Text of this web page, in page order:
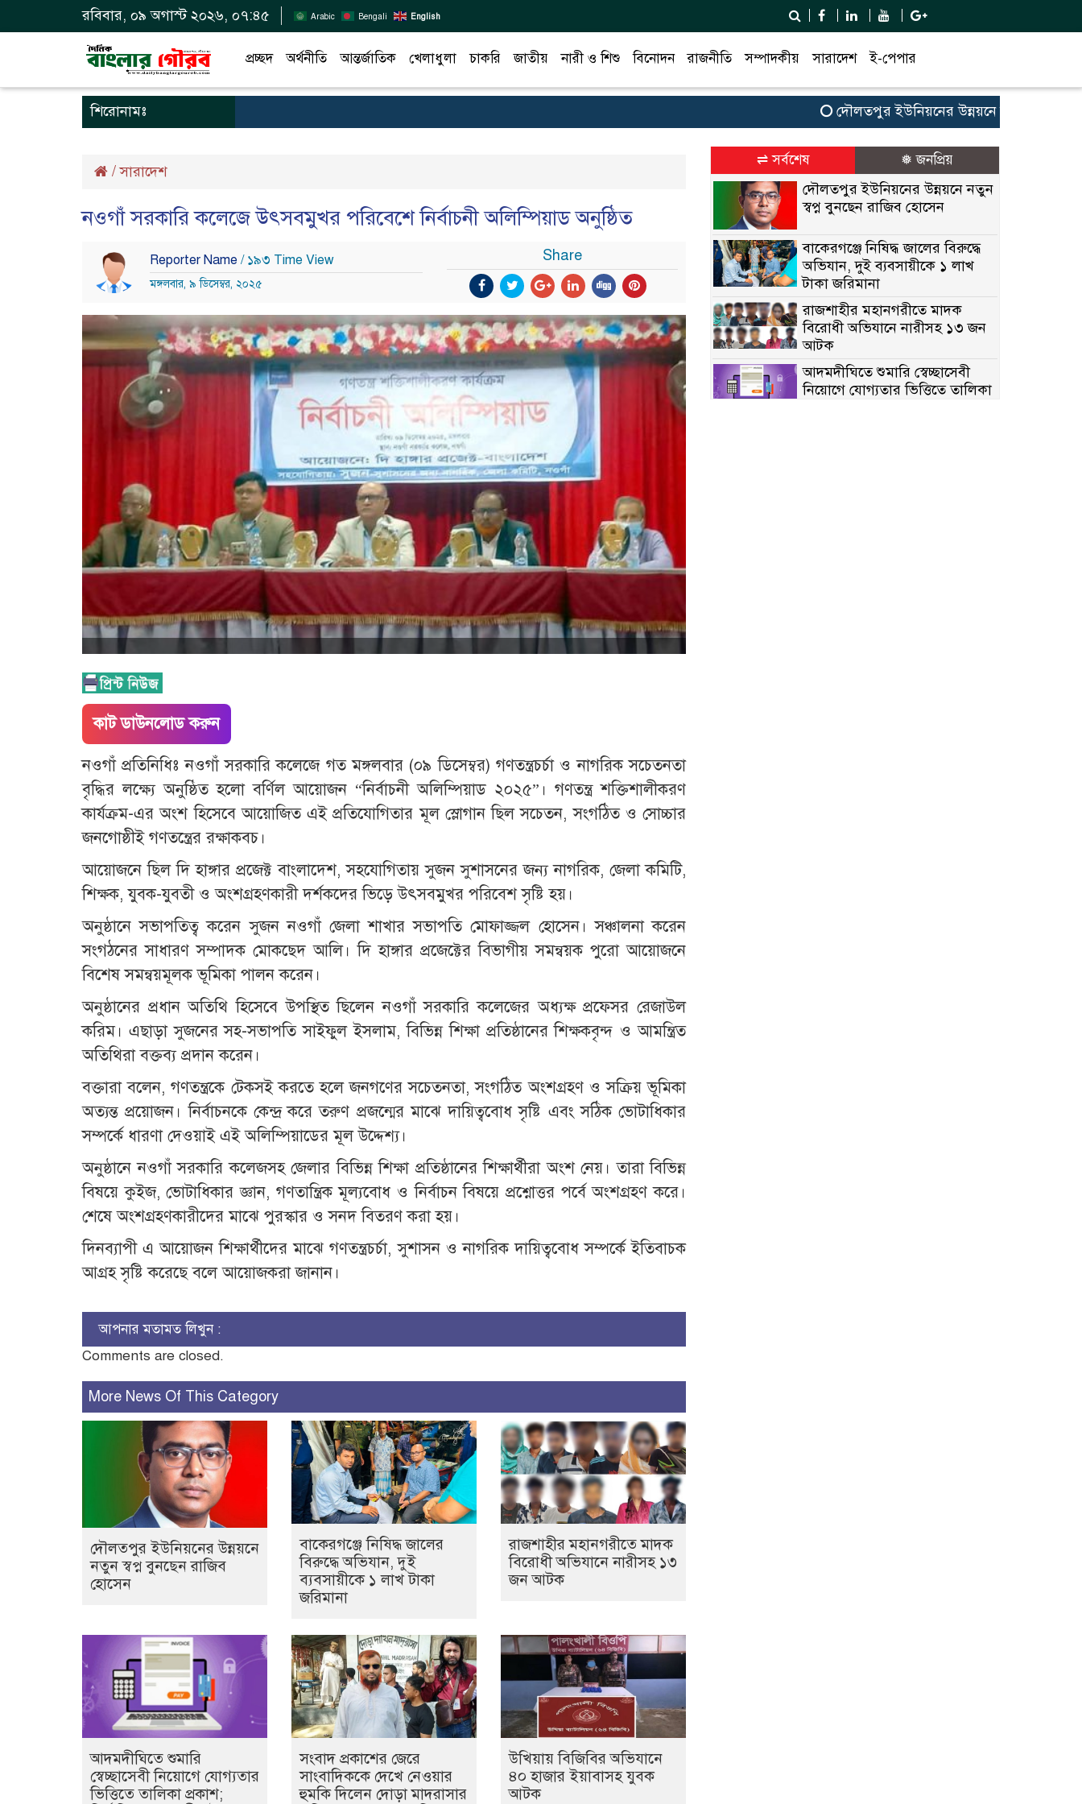
রবিবার, ০৯ অগাস্ট ২০২৬, ০৭:৪৫ Arabic Bengali English
প্রচ্ছদ অর্থনীতি আন্তর্জাতিক খেলাধুলা চাকরি জাতীয় নারী ও শিশু বিনোদন রাজনীতি সম্পাদকীয় সারাদেশ ই-পেপার
শিরোনামঃ দৌলতপুর ইউনিয়নের উন্নয়নে নতুন স্বপ্ন বুনছেন
/সারাদেশ
নওগাঁ সরকারি কলেজে উৎসবমুখর পরিবেশে নির্বাচনী অলিম্পিয়াড অনুষ্ঠিত
Reporter Name / ১৯৩ Time View
মঙ্গলবার, ৯ ডিসেম্বর, ২০২৫
Share
কাট ডাউনলোড করুন
নওগাঁ প্রতিনিধিঃ নওগাঁ সরকারি কলেজে গত মঙ্গলবার (০৯ ডিসেম্বর) গণতন্ত্রচর্চা ও নাগরিক সচেতনতা
বৃদ্ধির লক্ষ্যে অনুষ্ঠিত হলো বর্ণিল আয়োজন “নির্বাচনী অলিম্পিয়াড ২০২৫”। গণতন্ত্র শক্তিশালীকরণ
কার্যক্রম-এর অংশ হিসেবে আয়োজিত এই প্রতিযোগিতার মূল স্লোগান ছিল সচেতন, সংগঠিত ও সোচ্চার
জনগোষ্ঠীই গণতন্ত্রের রক্ষাকবচ।
আয়োজনে ছিল দি হাঙ্গার প্রজেক্ট বাংলাদেশ, সহযোগিতায় সুজন সুশাসনের জন্য নাগরিক, জেলা কমিটি,
শিক্ষক, যুবক-যুবতী ও অংশগ্রহণকারী দর্শকদের ভিড়ে উৎসবমুখর পরিবেশ সৃষ্টি হয়।
অনুষ্ঠানে সভাপতিত্ব করেন সুজন নওগাঁ জেলা শাখার সভাপতি মোফাজ্জল হোসেন। সঞ্চালনা করেন
সংগঠনের সাধারণ সম্পাদক মোকছেদ আলি। দি হাঙ্গার প্রজেক্টের বিভাগীয় সমন্বয়ক পুরো আয়োজনে
বিশেষ সমন্বয়মূলক ভূমিকা পালন করেন।
অনুষ্ঠানের প্রধান অতিথি হিসেবে উপস্থিত ছিলেন নওগাঁ সরকারি কলেজের অধ্যক্ষ প্রফেসর রেজাউল
করিম। এছাড়া সুজনের সহ-সভাপতি সাইফুল ইসলাম, বিভিন্ন শিক্ষা প্রতিষ্ঠানের শিক্ষকবৃন্দ ও আমন্ত্রিত
অতিথিরা বক্তব্য প্রদান করেন।
বক্তারা বলেন, গণতন্ত্রকে টেকসই করতে হলে জনগণের সচেতনতা, সংগঠিত অংশগ্রহণ ও সক্রিয় ভূমিকা
অত্যন্ত প্রয়োজন। নির্বাচনকে কেন্দ্র করে তরুণ প্রজন্মের মাঝে দায়িত্ববোধ সৃষ্টি এবং সঠিক ভোটাধিকার
সম্পর্কে ধারণা দেওয়াই এই অলিম্পিয়াডের মূল উদ্দেশ্য।
অনুষ্ঠানে নওগাঁ সরকারি কলেজসহ জেলার বিভিন্ন শিক্ষা প্রতিষ্ঠানের শিক্ষার্থীরা অংশ নেয়। তারা বিভিন্ন
বিষয়ে কুইজ, ভোটাধিকার জ্ঞান, গণতান্ত্রিক মূল্যবোধ ও নির্বাচন বিষয়ে প্রশ্নোত্তর পর্বে অংশগ্রহণ করে।
শেষে অংশগ্রহণকারীদের মাঝে পুরস্কার ও সনদ বিতরণ করা হয়।
দিনব্যাপী এ আয়োজন শিক্ষার্থীদের মাঝে গণতন্ত্রচর্চা, সুশাসন ও নাগরিক দায়িত্ববোধ সম্পর্কে ইতিবাচক
আগ্রহ সৃষ্টি করেছে বলে আয়োজকরা জানান।
আপনার মতামত লিখুন :
Comments are closed.
More News Of This Category
দৌলতপুর ইউনিয়নের উন্নয়নে
নতুন স্বপ্ন বুনছেন রাজিব
হোসেন
বাকেরগঞ্জে নিষিদ্ধ জালের
বিরুদ্ধে অভিযান, দুই
ব্যবসায়ীকে ১ লাখ টাকা
জরিমানা
রাজশাহীর মহানগরীতে মাদক
বিরোধী অভিযানে নারীসহ ১৩
জন আটক
আদমদীঘিতে শুমারি
স্বেচ্ছাসেবী নিয়োগে যোগ্যতার
ভিত্তিতে তালিকা প্রকাশ;
সংবাদ প্রকাশের জেরে
সাংবাদিককে দেখে নেওয়ার
হুমকি দিলেন দোড়া মাদরাসার
উখিয়ায় বিজিবির অভিযানে
৪০ হাজার ইয়াবাসহ যুবক
আটক
⇌ সর্বশেষ ❅ জনপ্রিয়
দৌলতপুর ইউনিয়নের উন্নয়নে নতুন
স্বপ্ন বুনছেন রাজিব হোসেন
বাকেরগঞ্জে নিষিদ্ধ জালের বিরুদ্ধে
অভিযান, দুই ব্যবসায়ীকে ১ লাখ
টাকা জরিমানা
রাজশাহীর মহানগরীতে মাদক
বিরোধী অভিযানে নারীসহ ১৩ জন
আটক
আদমদীঘিতে শুমারি স্বেচ্ছাসেবী
নিয়োগে যোগ্যতার ভিত্তিতে তালিকা